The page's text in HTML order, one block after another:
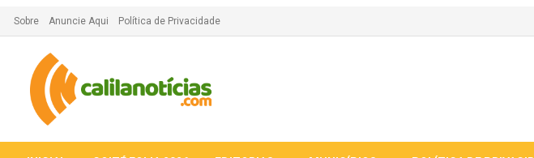
Sobre Anuncie Aqui Política de Privacidade